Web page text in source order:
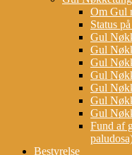
Om Gul
Status
Gul
Gul
Gul
Gul
Gul
Gul
Gul
Fund af
Bestyrelse